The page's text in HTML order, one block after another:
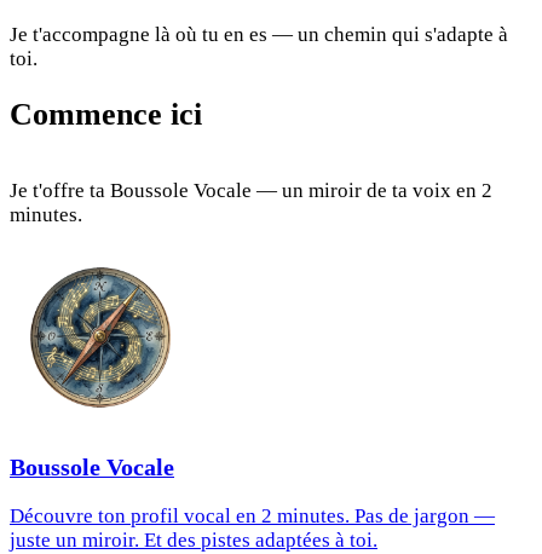
Je t'accompagne là où tu en es — un chemin qui s'adapte à
toi.
Commence ici
Je t'offre ta Boussole Vocale — un miroir de ta voix en 2
minutes.
Boussole Vocale
Découvre ton profil vocal en 2 minutes. Pas de jargon —
juste un miroir. Et des pistes adaptées à toi.